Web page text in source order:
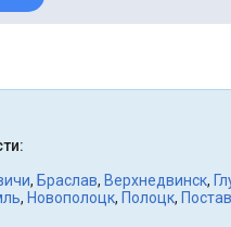
, Браслав, Верхнедвинск,
, Новополоцк, Полоцк,